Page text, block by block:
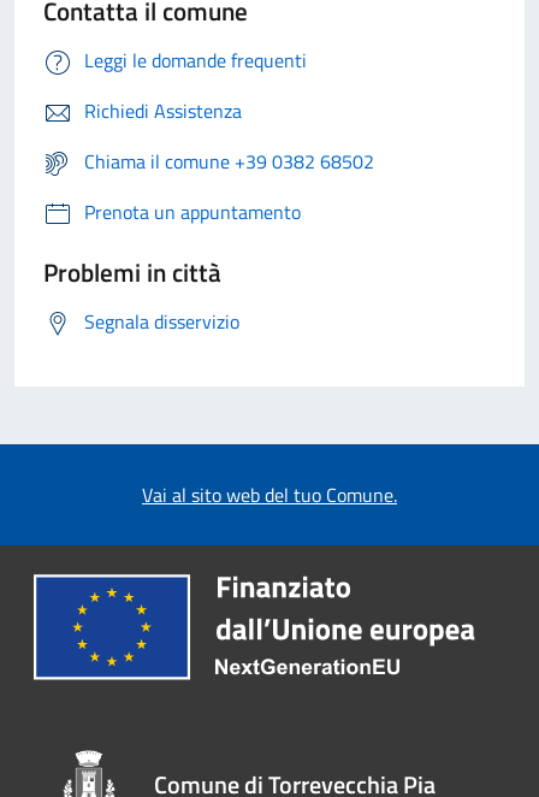
Contatta il comune
Leggi le domande frequenti
Richiedi Assistenza
Chiama il comune +39 0382 68502
Prenota un appuntamento
Problemi in città
Segnala disservizio
Vai al sito web del tuo Comune.
Comune di Torrevecchia Pia